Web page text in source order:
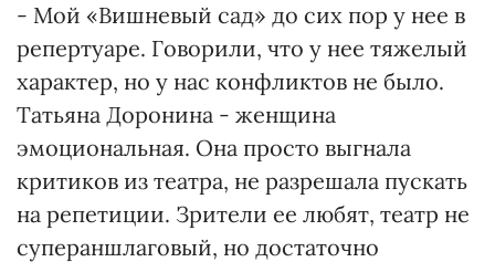
- Мой «Вишневый сад» до сих пор у нее в
репертуаре. Говорили, что у нее тяжелый
характер, но у нас конфликтов не было.
Татьяна Доронина - женщина
эмоциональная. Она просто выгнала
критиков из театра, не разрешала пускать
на репетиции. Зрители ее любят, театр не
супераншлаговый, но достаточно